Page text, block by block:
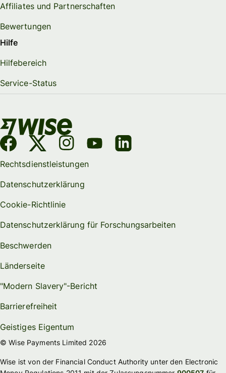
Affiliates und Partnerschaften
Bewertungen
Hilfe
Hilfebereich
Service-Status
Rechtsdienstleistungen
Datenschutzerklärung
Cookie-Richtlinie
Datenschutzerklärung für Forschungsarbeiten
Beschwerden
Länderseite
"Modern Slavery"-Bericht
Barrierefreiheit
Geistiges Eigentum
© Wise Payments Limited 2026
Wise ist von der Financial Conduct Authority unter den Electronic